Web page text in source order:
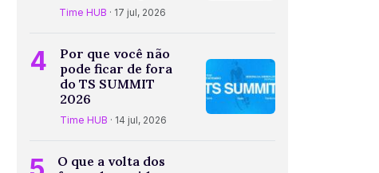
Time HUB · 17 jul, 2026
4
Por que você não
pode ficar de fora
do TS SUMMIT
2026
Time HUB · 14 jul, 2026
O que a volta dos